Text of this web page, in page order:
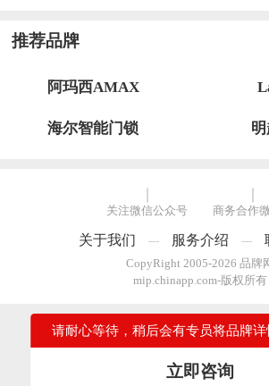
推荐品牌
阿玛西AMAX
海尔智能门锁
关注微信公众号 商务合作
关于我们 --- 服务介绍 ---
CopyRight 2005-2026 品牌
mip.chinapp.com-版权所有
请耐心等待，稍后会有专员将品牌详
立即咨询